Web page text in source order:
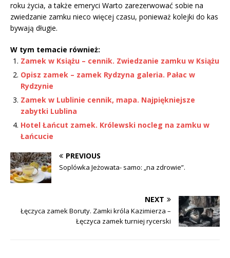
roku życia, a także emeryci Warto zarezerwować sobie na
zwiedzanie zamku nieco więcej czasu, ponieważ kolejki do kas
bywają długie.
W tym temacie również:
Zamek w Książu – cennik. Zwiedzanie zamku w Książu
Opisz zamek – zamek Rydzyna galeria. Pałac w
Rydzynie
Zamek w Lublinie cennik, mapa. Najpiękniejsze
zabytki Lublina
Hotel Łańcut zamek. Królewski nocleg na zamku w
Łańcucie
PREVIOUS
Soplówka Jeżowata- samo: „na zdrowie”.
NEXT
Łęczyca zamek Boruty. Zamki króla Kazimierza –
Łęczyca zamek turniej rycerski